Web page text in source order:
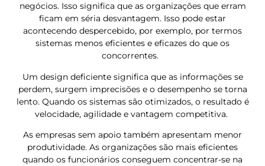
negócios. Isso significa que as organizações que erram
ficam em séria desvantagem. Isso pode estar
acontecendo despercebido, por exemplo, por termos
sistemas menos eficientes e eficazes do que os
concorrentes.
Um design deficiente significa que as informações se
perdem, surgem imprecisões e o desempenho se torna
lento. Quando os sistemas são otimizados, o resultado é
velocidade, agilidade e vantagem competitiva.
As empresas sem apoio também apresentam menor
produtividade. As organizações são mais eficientes
quando os funcionários conseguem concentrar-se na